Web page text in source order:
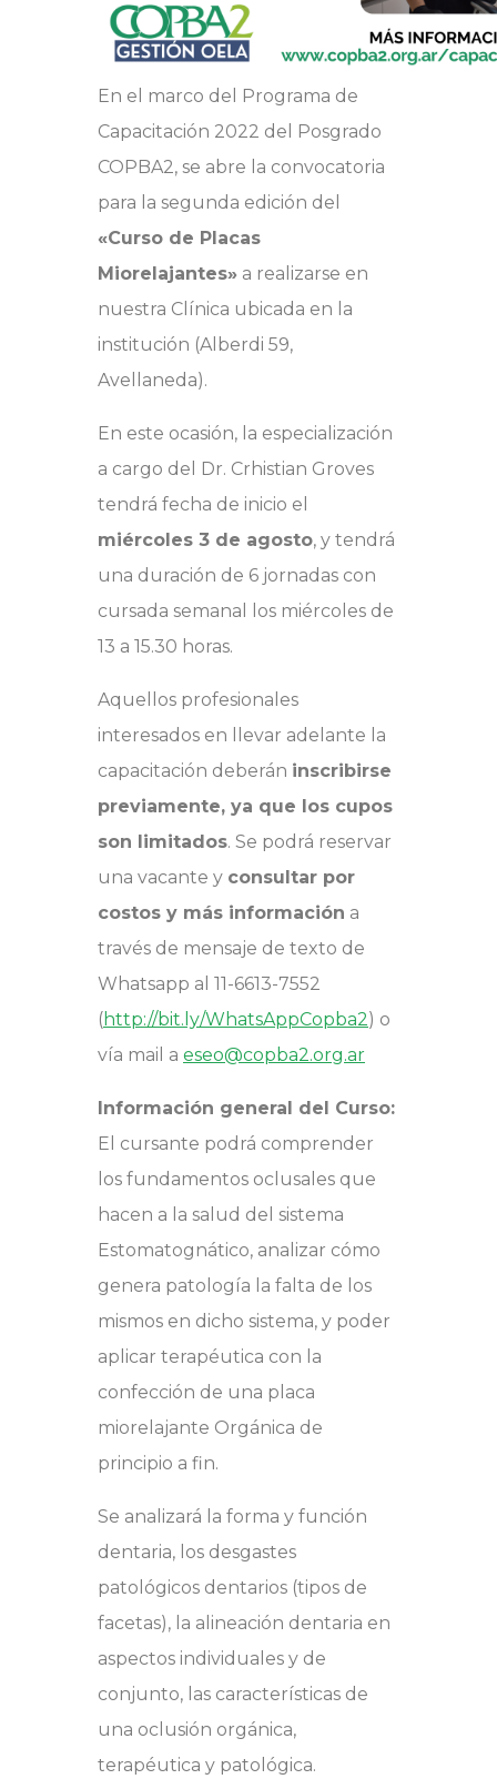
En el marco del Programa de
Capacitación 2022 del Posgrado
COPBA2, se abre la convocatoria
para la segunda edición del
«Curso de Placas
Miorelajantes» a realizarse en
nuestra Clínica ubicada en la
institución (Alberdi 59,
Avellaneda).
En este ocasión, la especialización
a cargo del Dr. Crhistian Groves
tendrá fecha de inicio el
miércoles 3 de agosto, y tendrá
una duración de 6 jornadas con
cursada semanal los miércoles de
13 a 15.30 horas.
Aquellos profesionales
interesados en llevar adelante la
capacitación deberán inscribirse
previamente, ya que los cupos
son limitados. Se podrá reservar
una vacante y consultar por
costos y más información a
través de mensaje de texto de
Whatsapp al 11-6613-7552
(http://bit.ly/WhatsAppCopba2) o
vía mail a eseo@copba2.org.ar
Información general del Curso:
El cursante podrá comprender
los fundamentos oclusales que
hacen a la salud del sistema
Estomatognático, analizar cómo
genera patología la falta de los
mismos en dicho sistema, y poder
aplicar terapéutica con la
confección de una placa
miorelajante Orgánica de
principio a fin.
Se analizará la forma y función
dentaria, los desgastes
patológicos dentarios (tipos de
facetas), la alineación dentaria en
aspectos individuales y de
conjunto, las características de
una oclusión orgánica,
terapéutica y patológica.